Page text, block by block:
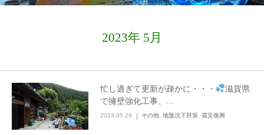
2023年 5月
忙し過ぎて更新が疎かに・・・
滋賀県
で擁壁強化工事、…
2023.05.29 その他 地盤沈下対策 震災復興
LINEでのお問い合わせ